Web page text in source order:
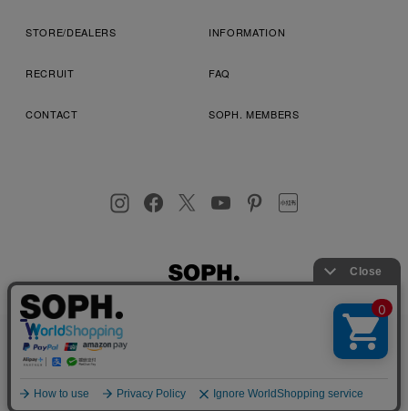
STORE/DEALERS INFORMATION
RECRUIT FAQ
CONTACT SOPH. MEMBERS
プライバシーポリシー
店舗受取サービス
お客様により良いサービスを提供するため、cookie(クッキー)を
使用することがございます。 詳しくは
プライバシーポリシーを
ご確認ください。
OK